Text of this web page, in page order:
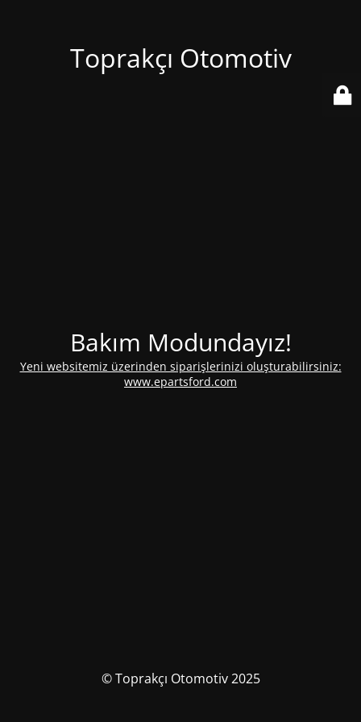
Toprakçı Otomotiv
Bakım Modundayız!
Yeni websitemiz üzerinden siparişlerinizi oluşturabilirsiniz:
www.epartsford.com
© Toprakçı Otomotiv 2025